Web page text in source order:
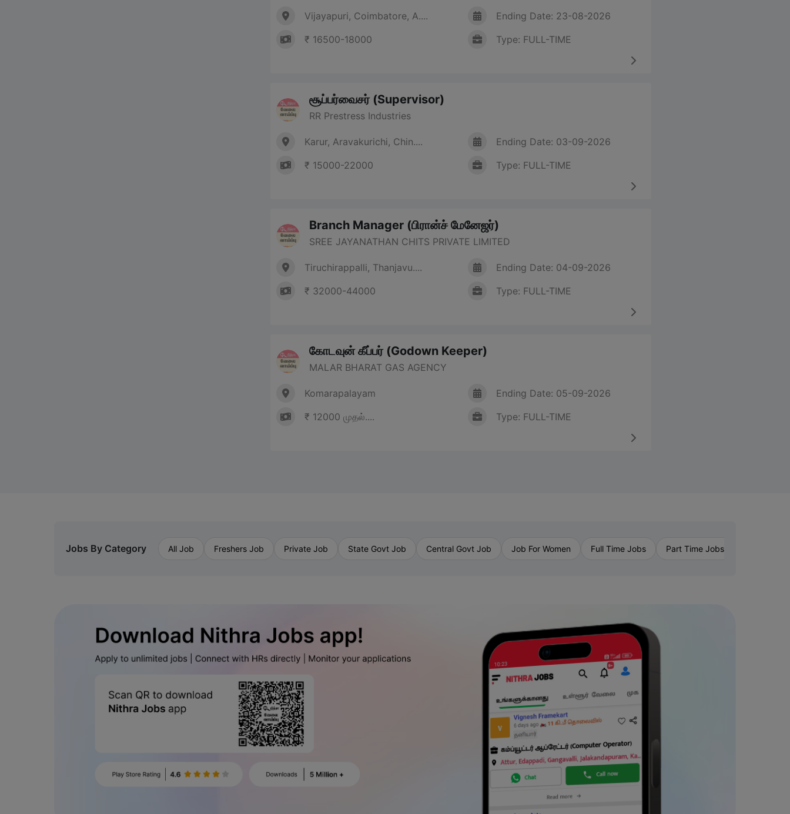
Vijayapuri, Coimbatore, A....
₹ 16500-18000
Ending Date: 23-08-2026
Type: FULL-TIME
சூப்பர்வைசர் (Supervisor)
RR Prestress Industries
Karur, Aravakurichi, Chin....
₹ 15000-22000
Ending Date: 03-09-2026
Type: FULL-TIME
Branch Manager (பிரான்ச் மேனேஜர்)
SREE JAYANATHAN CHITS PRIVATE LIMITED
Tiruchirappalli, Thanjavu....
₹ 32000-44000
Ending Date: 04-09-2026
Type: FULL-TIME
கோடவுன் கீப்பர் (Godown Keeper)
MALAR BHARAT GAS AGENCY
Komarapalayam
₹ 12000 முதல்....
Ending Date: 05-09-2026
Type: FULL-TIME
Jobs By Category All Job Freshers Job Private Job State Govt Job Central Govt Job Job For Women Full Time Jobs Part Time Jobs